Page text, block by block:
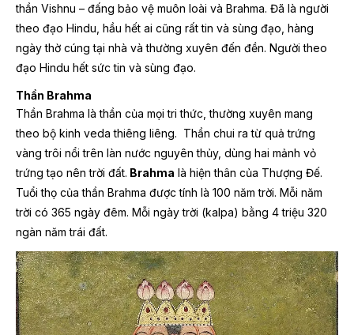
thần Vishnu – đấng bảo vệ muôn loài và Brahma. Đã là người
theo đạo Hindu, hầu hết ai cũng rất tin và sùng đạo, hàng
ngày thờ cúng tại nhà và thường xuyên đến đền. Người theo
đạo Hindu hết sức tin và sùng đạo.
Thần Brahma
Thần Brahma là thần của mọi tri thức, thường xuyên mang
theo bộ kinh veda thiêng liêng. Thần chui ra từ quả trứng
vàng trôi nổi trên làn nước nguyên thủy, dùng hai mảnh vỏ
trứng tạo nên trời đất. Brahma là hiện thân của Thượng Đế.
Tuổi thọ của thần Brahma được tính là 100 năm trời. Mỗi năm
trời có 365 ngày đêm. Mỗi ngày trời (kalpa) bằng 4 triệu 320
ngàn năm trái đất.